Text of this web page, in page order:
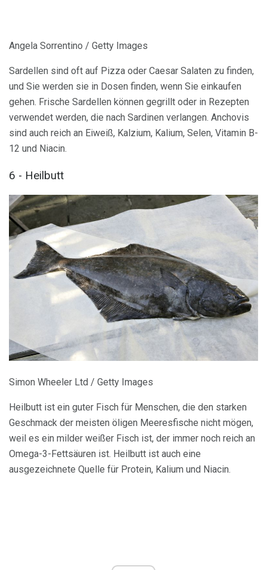
Angela Sorrentino / Getty Images
Sardellen sind oft auf Pizza oder Caesar Salaten zu finden,
und Sie werden sie in Dosen finden, wenn Sie einkaufen
gehen. Frische Sardellen können gegrillt oder in Rezepten
verwendet werden, die nach Sardinen verlangen. Anchovis
sind auch reich an Eiweiß, Kalzium, Kalium, Selen, Vitamin B-
12 und Niacin.
6 - Heilbutt
Simon Wheeler Ltd / Getty Images
Heilbutt ist ein guter Fisch für Menschen, die den starken
Geschmack der meisten öligen Meeresfische nicht mögen,
weil es ein milder weißer Fisch ist, der immer noch reich an
Omega-3-Fettsäuren ist. Heilbutt ist auch eine
ausgezeichnete Quelle für Protein, Kalium und Niacin.